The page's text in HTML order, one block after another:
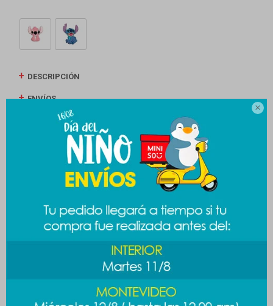

DESCRIPCIÓN
ENVÍOS
CAMBIOS Y DEVOLUCIONES
MEDIOS DE PAGO
Productos que te pueden interesar